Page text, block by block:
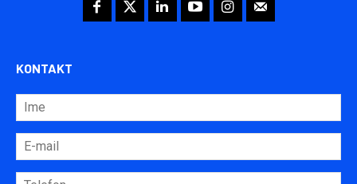
KONTAKT